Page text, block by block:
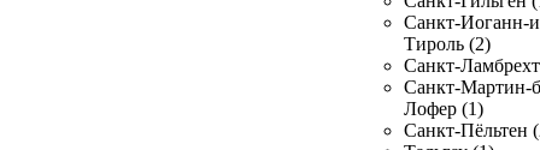
Санкт-Иоганн-
Тироль (2)
Санкт-
Санкт-Мартин-
Лофер (1)
Санкт-Пёльтен